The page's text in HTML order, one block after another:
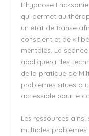
L’hypnose
qui permet au
un état de transe
conscient et de «
mentales. La
appliquera des
de la pratique de
problèmes situés à
accessible pour le
Les ressources
multiples